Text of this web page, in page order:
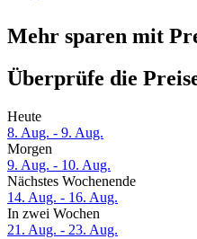
Mehr sparen mit
Überprüfe die
Heute
8. Aug. - 9. Aug.
Morgen
9. Aug. - 10. Aug.
Nächstes Wochenende
14. Aug. - 16. Aug.
In zwei Wochen
21. Aug. - 23. Aug.